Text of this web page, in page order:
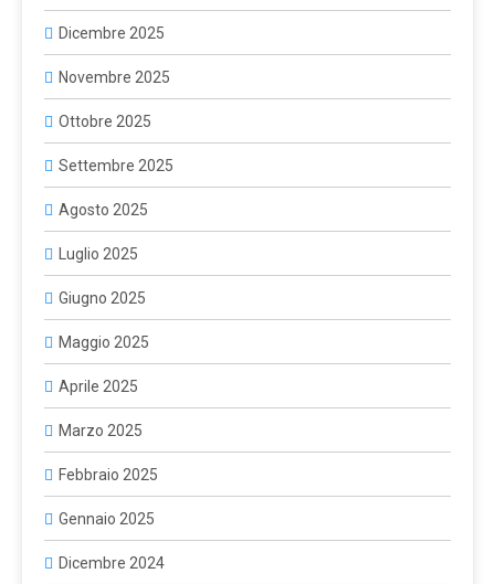
Dicembre 2025
Novembre 2025
Ottobre 2025
Settembre 2025
Agosto 2025
Luglio 2025
Giugno 2025
Maggio 2025
Aprile 2025
Marzo 2025
Febbraio 2025
Gennaio 2025
Dicembre 2024